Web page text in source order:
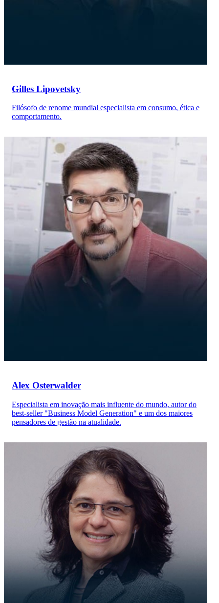
Gilles Lipovetsky
Filósofo de renome mundial especialista em consumo, ética e
comportamento.
Alex Osterwalder
Especialista em inovação mais influente do mundo, autor do
best-seller "Business Model Generation" e um dos maiores
pensadores de gestão na atualidade.